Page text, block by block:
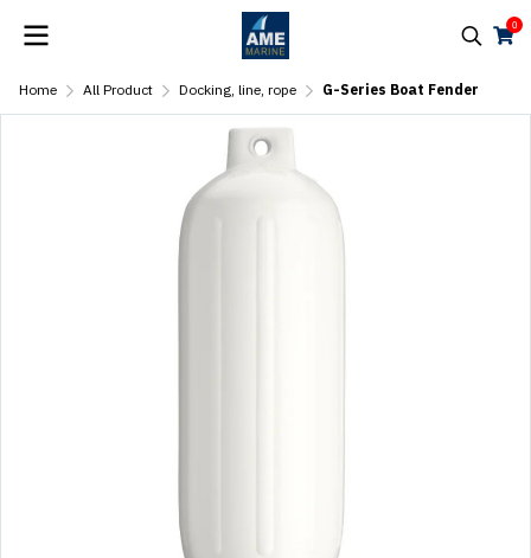
0
Home All Product Docking, line, rope G-Series Boat Fender